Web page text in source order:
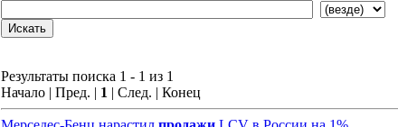
Результаты поиска 1 - 1 из 1
Начало | Пред. | 1 | След. | Конец